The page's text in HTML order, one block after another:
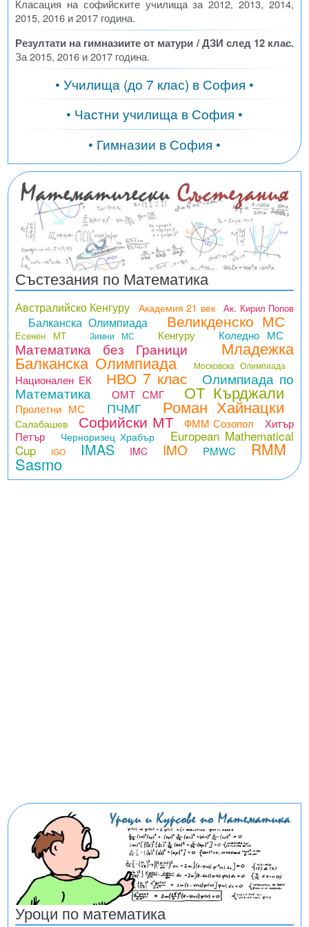
Класация на софийските училища за 2012, 2013, 2014,
2015, 2016 и 2017 година.
Резултати на гимназиите от матури / ДЗИ след 12 клас.
За 2015, 2016 и 2017 година.
• Училища (до 7 клас) в София •
• Частни училища в София •
• Гимназии в София •
Състезания по Математика
Австралийско Кенгуру Академия 21 век Ак. Кирил Попов
Балканска Олимпиада Великденско МС
Есенен МТ Зимни МС Кенгуру Коледно МС
Математика без Граници Младежка
Балканска Олимпиада Московска Олимпиада
Национален ЕК НВО 7 клас Олимпиада по
Математика ОМТ СМГ ОТ Кърджали
Пролетни МС ПЧМГ Роман Хайнацки
Салабашев Софийски МТ ФММ Созопол
Хитър
Петър
Черноризец Храбър
European Mathematical
Cup
IGO IMAS IMC IMO PMWC RMM
Sasmo
Уроци по математика